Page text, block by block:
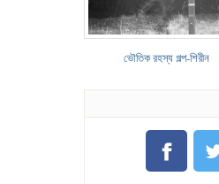
ভৌতিক রহস্য গল্প-শিরীন